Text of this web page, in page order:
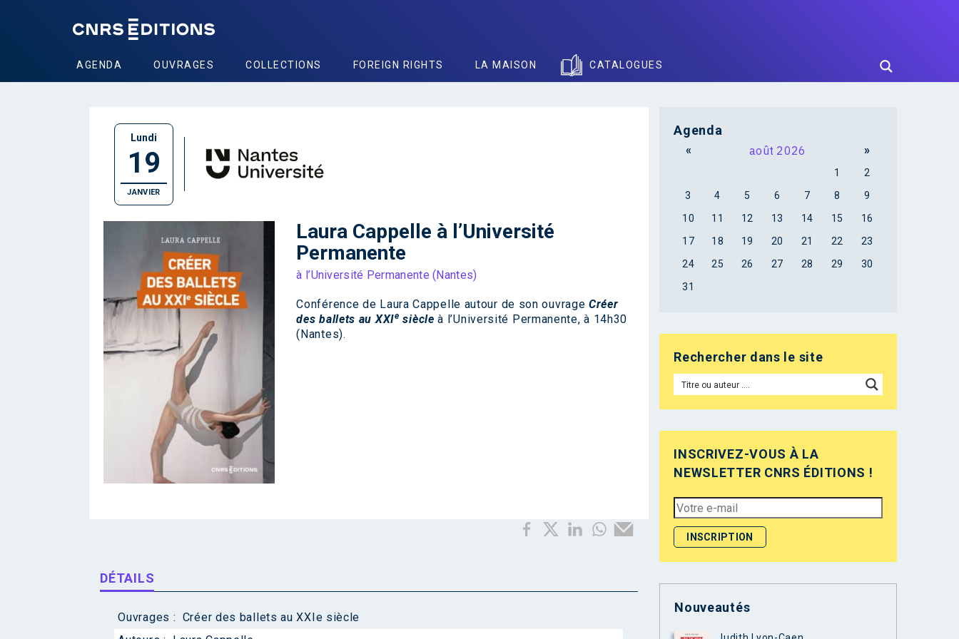
AGENDA OUVRAGES COLLECTIONS FOREIGN RIGHTS LA MAISON CATALOGUES
Lundi
19
JANVIER
Laura Cappelle à l’Université
Permanente
à l’Université Permanente (Nantes)
Conférence de Laura Cappelle autour de son ouvrageCréer
des ballets au XXIe siècle à l’Université Permanente, à 14h30
(Nantes).
DÉTAILS
Ouvrages : Créer des ballets au XXIe siècle
Agenda
« août 2026 »
1
2
3
4 5 6 7 8
9
10
11 12 13 14 15
16
17
18 19 20 21 22
23
24
25 26 27 28 29
30
31
Rechercher dans le site
INSCRIVEZ-VOUS À LA
NEWSLETTER CNRS ÉDITIONS !
Nouveautés